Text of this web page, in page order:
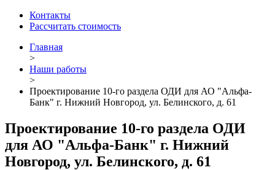
Контакты
Рассчитать стоимость
Главная
>
Наши работы
>
Проектирование 10-го раздела ОДИ для АО "Альфа-
Банк" г. Нижний Новгород, ул. Белинского, д. 61
Проектирование 10-го раздела ОДИ
для АО "Альфа-Банк" г. Нижний
Новгород, ул. Белинского, д. 61